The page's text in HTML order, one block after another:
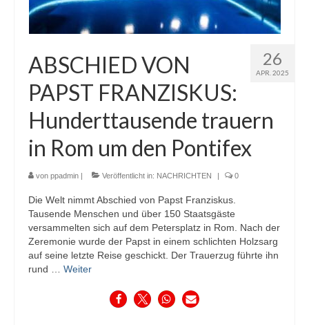
26
APR. 2025
ABSCHIED VON
PAPST FRANZISKUS:
Hunderttausende trauern
in Rom um den Pontifex
von ppadmin Veröffentlicht in: NACHRICHTEN 0
Die Welt nimmt Abschied von Papst Franziskus.
Tausende Menschen und über 150 Staatsgäste
versammelten sich auf dem Petersplatz in Rom. Nach der
Zeremonie wurde der Papst in einem schlichten Holzsarg
auf seine letzte Reise geschickt. Der Trauerzug führte ihn
rund … Weiter